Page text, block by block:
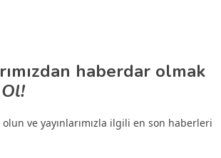
haberdar olmak
ve yayınlarımızla ilgili en son haberleri